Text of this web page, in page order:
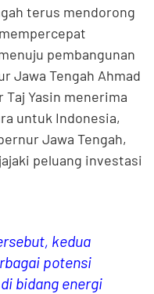
terus mendorong
pembangunan
Jawa Tengah Ahmad
Yasin menerima
untuk Indonesia,
Jawa Tengah,
peluang investasi
kedua
potensi
bidang energi